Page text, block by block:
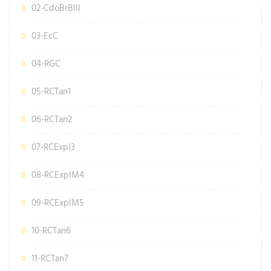
02-CdoBrBlII
03-EcC
04-RGC
05-RCTan1
06-RCTan2
07-RCExpl3
08-RCExplM4
09-RCExplM5
10-RCTan6
11-RCTan7